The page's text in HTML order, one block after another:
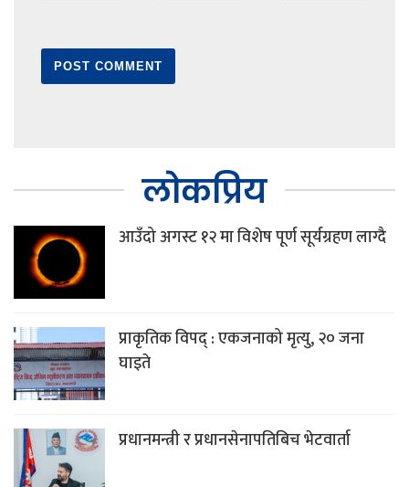
लोकप्रिय
आउँदो अगस्ट १२ मा विशेष पूर्ण सूर्यग्रहण लाग्दै
प्राकृतिक विपद् : एकजनाको मृत्यु, २० जना
घाइते
प्रधानमन्त्री र प्रधानसेनापतिबिच भेटवार्ता